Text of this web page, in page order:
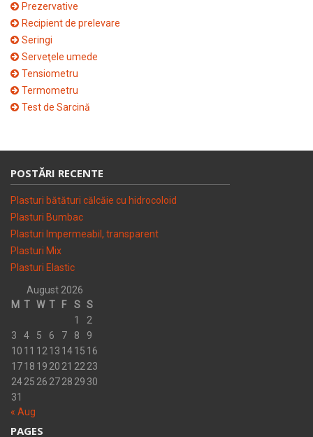
Prezervative
Recipient de prelevare
Seringi
Serveţele umede
Tensiometru
Termometru
Test de Sarcină
POSTĂRI RECENTE
Plasturi bătături călcăie cu hidrocoloid
Plasturi Bumbac
Plasturi Impermeabil, transparent
Plasturi Mix
Plasturi Elastic
August 2026
M T W T F S S
1
2
3
4 5 6 7 8
9
10 11 12 13 1415 16
1718 19 20 21 22 23
2425 26 2728 29 30
31
« Aug
PAGES